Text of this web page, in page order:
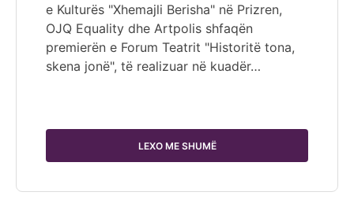
e Kulturës "Xhemajli Berisha" në Prizren,
OJQ Equality dhe Artpolis shfaqën
premierën e Forum Teatrit "Historitë tona,
skena jonë", të realizuar në kuadër…
LEXO ME SHUMË